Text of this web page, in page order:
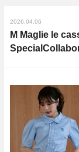
M Maglie le
2026.04.06